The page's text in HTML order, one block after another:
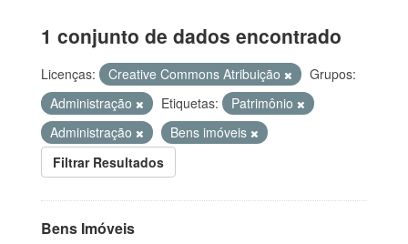
1 conjunto de dados encontrado
Licenças: Creative Commons Atribuição
Grupos:
Administração
Etiquetas:
Patrimônio
Administração
Bens imóveis
Filtrar Resultados
Bens Imóveis